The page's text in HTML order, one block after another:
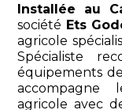
Installée au
société Ets
agricole
Spécialiste
équipements
accompagne
agricole avec